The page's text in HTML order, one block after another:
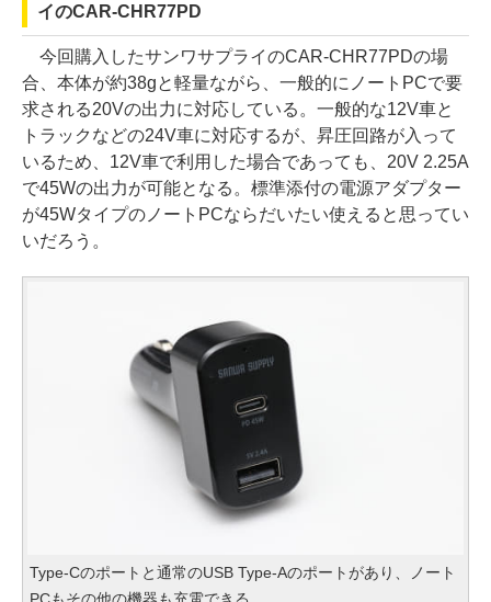
イのCAR-CHR77PD
今回購入したサンワサプライのCAR-CHR77PDの場
合、本体が約38gと軽量ながら、一般的にノートPCで要
求される20Vの出力に対応している。一般的な12V車と
トラックなどの24V車に対応するが、昇圧回路が入って
いるため、12V車で利用した場合であっても、20V 2.25A
で45Wの出力が可能となる。標準添付の電源アダプター
が45WタイプのノートPCならだいたい使えると思ってい
いだろう。
Type-Cのポートと通常のUSB Type-Aのポートがあり、ノート
PCもその他の機器も充電できる